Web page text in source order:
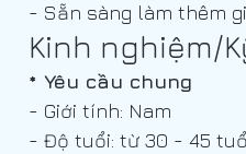
- Sẵn sàng làm thêm
Kinh nghiệm/
* Yêu cầu chung
- Giới tính: Nam
- Độ tuổi: từ 30 - 45